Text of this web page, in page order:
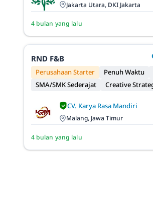
Jakarta Utara, DKI Jakarta
4 bulan yang lalu
RND F&B
Perusahaan Starter
Penuh Waktu
SMA/SMK Sederajat
Creative
CV. Karya Rasa Mandiri
Malang, Jawa Timur
4 bulan yang lalu